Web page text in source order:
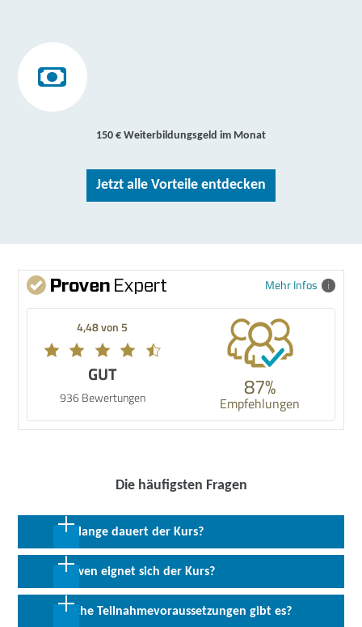
150 € Weiterbildungsgeld im Monat
Jetzt alle Vorteile entdecken
Mehr Infos
4,48 von 5
GUT
936 Bewertungen 87%
Empfehlungen
Die häufigsten Fragen
Wie lange dauert der Kurs?
24 Monate in Vollzeit inkl. 6 oder 9 Monate Praktikum
Für wen eignet sich der Kurs?
Die Umschulung eignet sich für Arbeitssuchende mit oder ohne
Welche Teilnahmevoraussetzungen gibt es?